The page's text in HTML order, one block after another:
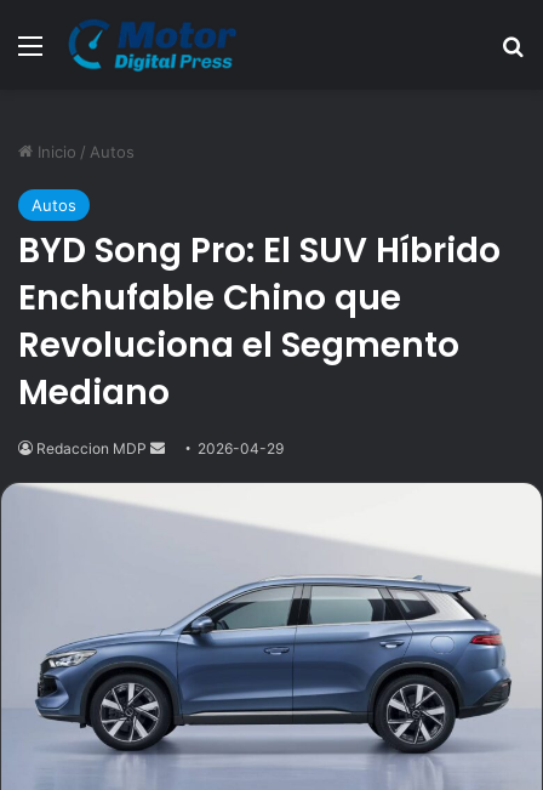
Menú
Inicio / Autos
Autos
BYD Song Pro: El SUV Híbrido
Enchufable Chino que
Revoluciona el Segmento
Mediano
Redaccion MDP
Send
email
2026-04-29